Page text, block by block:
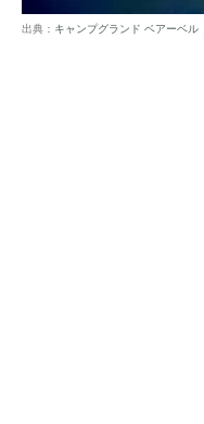
出典： キャンプグランド ベアーベル